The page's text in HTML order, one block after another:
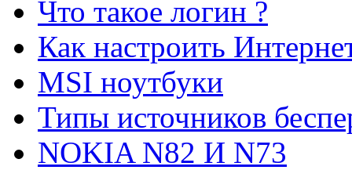
Что такое логин ?
Как настроить
MSI ноутбуки
Типы источников
NOKIA N82 И N73